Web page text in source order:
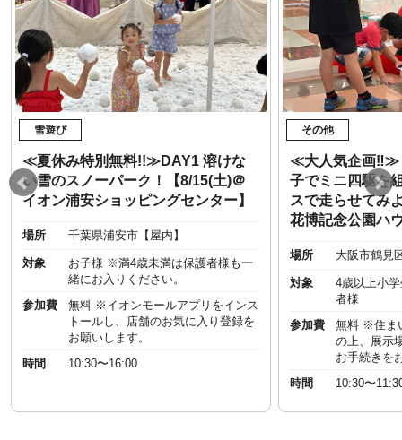
雪遊び
≪夏休み特別無料!!≫DAY1 溶けな
い雪のスノーパーク！【8/15(土)＠
イオン浦安ショッピングセンター】
場所 千葉県浦安市【屋内】
対象
お子様 ※満4歳未満は保護者様も一
緒にお入りください。
参加費
無料 ※イオンモールアプリをインス
トールし、店舗のお気に入り登録を
お願いします。
時間
10:30〜16:00
その他
≪大人気企画‼︎≫
子でミニ四駆を
スで走らせてみ
花博記念公園ハ
場所 大阪市鶴見
対象
4歳以上小
者様
参加費
無料 ※住ま
の上、展示
お手続きを
時間
10:30〜